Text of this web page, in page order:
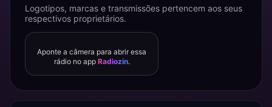
Logotipos, marcas e transmissões pertencem aos seus
respectivos proprietários.
Aponte a câmera para abrir essa
rádio no app Radiozin.